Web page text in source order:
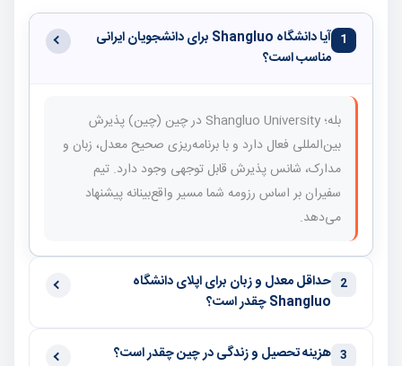
1
آیا دانشگاه Shangluo برای دانشجویان ایرانی
مناسب است؟
بله؛ Shangluo University در چین (چین) پذیرش
بین‌المللی فعال دارد و با برنامه‌ریزی صحیح معدل، زبان و
مدارک، شانس پذیرش قابل توجهی وجود دارد. تیم
سفیران بر اساس رزومه شما مسیر واقع‌بینانه پیشنهاد
می‌دهد.
2 حداقل معدل و زبان برای اپلای دانشگاه
Shangluo چقدر است؟
3 هزینه تحصیل و زندگی در چین چقدر است؟